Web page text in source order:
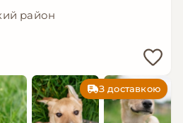
район
З доставкою